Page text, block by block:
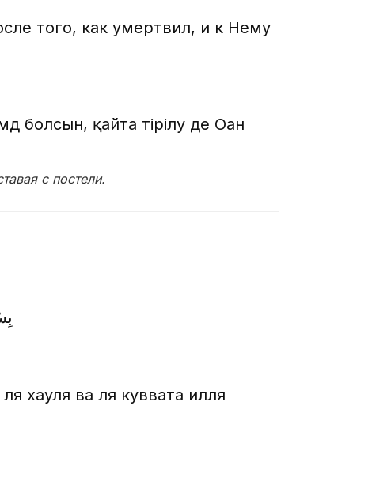
того, как умертвил, и к Нему
болсын, қайта тірілу де Оған
с постели.
хауля ва ля куввата илля